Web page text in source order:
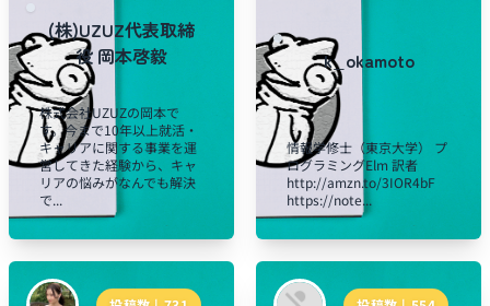
(株)UZUZ代表取締
役 岡本啓毅
株式会社UZUZの岡本で
す。今まで10年以上就活・
キャリアに関する事業を運
営してきた経験から、キャ
リアの悩みがなんでも解決
で...
k_okamoto
情報学修士（東京大学） プ
ログラミングElm 訳者
http://amzn.to/3IOR4bF
https://note...